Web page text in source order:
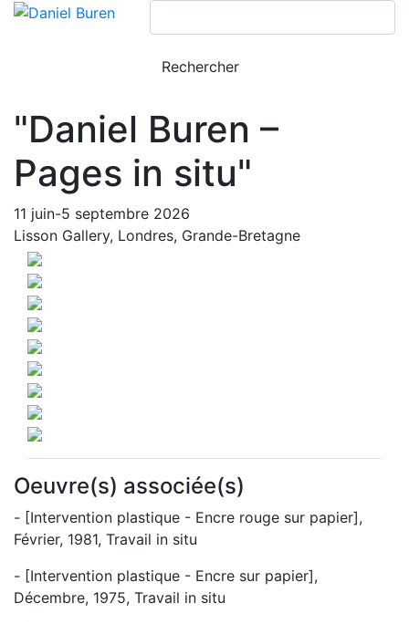
"Daniel Buren –
Pages in situ"
11 juin-5 septembre 2026
Lisson Gallery, Londres, Grande-Bretagne
Oeuvre(s) associée(s)
- [Intervention plastique - Encre rouge sur papier],
Février, 1981, Travail in situ
- [Intervention plastique - Encre sur papier],
Décembre, 1975, Travail in situ